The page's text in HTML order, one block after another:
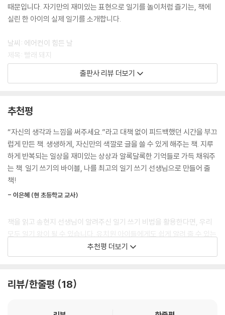
때문입니다. 자기만의 재미있는 표현으로 일기를 놀이처럼 즐기는, 책에
실린 한 아이의 실제 일기를 소개합니다.
날씨: 에어컨이 힘든 날
제목: 빨래 돼지
우리 집 베란다에는 뚱보 돼지가 있다.
이 돼지의 특징은 더러운 옷을 좋아한다는 것이다.
왜냐하면 그 돼지는 세탁기이고 아빠가 빨래 담당이기 때문이다.
무더운 날을 아이는 에어컨이 힘든 날이라고 자신만의 표현을 합니다. 그
리고 세탁기는 빨래 돼지로 변신시킵니다. 무한한 가능성의 아이들은 이처
럼 일기 쓰기 방법과 표현법을 배우는 것만으로도 일기를 놀이처럼 술술
쓰게 되고, 상상력과 창의력은 쑥쑥 자라납니다. 나아가서는 창의적 글쓰
게 됩니다.
출판사 리뷰 더보기
추천평
“자신의 생각과 느낌을 써주세요.”라고 대책 없이 피드백했던 시간을 부끄
럽게 만든 책. 생생하게, 자신만의 색깔로 글을 쓸 수 있게 해주는 책. 지루
하게 반복되는 일상을 재미있는 상상과 알록달록한 기억들로 가득 채워주
는 책. 일기 쓰기의 바이블, 나를 최고의 일기 쓰기 선생님으로 만들어 줄
책!
- 이은혜 (현 초등학교 교사)
책을 읽고 송현지 선생님이 알려주신 일기 쓰기 비법을 활용한다면, 우리
모두 일기 왕이 될 수 있습니다. 유치원 아이들에게도 쉽게 알려 줄 수 있는
비법들이 가득해요. 일기 쓰기 고 수가 되는 길 어렵지 않답니다.
초등학생들이 제일 힘들어하는 숙제 중의 하나인 일기 쓰기! 일기 쓰기는
만, 이 책만큼 접목하기 쉬운 책은 없었답니다.
추천평 더보기
리뷰/한줄평 18